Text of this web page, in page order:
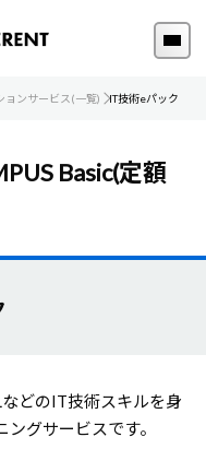
ョンサービス(一覧) IT技術eパック
Basic(定額
どのIT技術スキルを身
グサービスです。